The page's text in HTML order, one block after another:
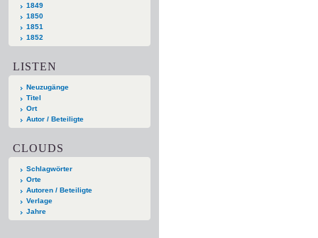
1849
1850
1851
1852
LISTEN
Neuzugänge
Titel
Ort
Autor / Beteiligte
CLOUDS
Schlagwörter
Orte
Autoren / Beteiligte
Verlage
Jahre